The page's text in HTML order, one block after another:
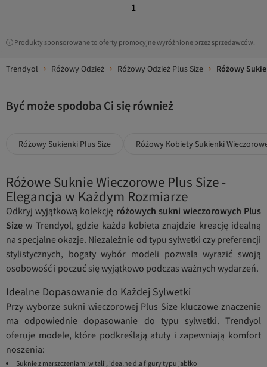
1
Produkty sponsorowane to oferty promocyjne wyróżnione przez sprzedawców.
Trendyol Różowy Odzież Różowy Odzież Plus Size Różowy
Być może spodoba Ci się również
Różowy Sukienki Plus Size Różowy Kobiety Sukienki
Różowe Suknie Wieczorowe Plus Size -
Elegancja w Każdym Rozmiarze
Odkryj wyjątkową kolekcję różowych sukni wieczorowych Plus
Size w Trendyol, gdzie każda kobieta znajdzie kreację idealną
na specjalne okazje. Niezależnie od typu sylwetki czy preferencji
stylistycznych, bogaty wybór modeli pozwala wyrazić swoją
osobowość i poczuć się wyjątkowo podczas ważnych wydarzeń.
Idealne Dopasowanie do Każdej Sylwetki
Przy wyborze sukni wieczorowej Plus Size kluczowe znaczenie
ma odpowiednie dopasowanie do typu sylwetki. Trendyol
oferuje modele, które podkreślają atuty i zapewniają komfort
noszenia:
Suknie z marszczeniami w talii, idealne dla figury typu jabłko